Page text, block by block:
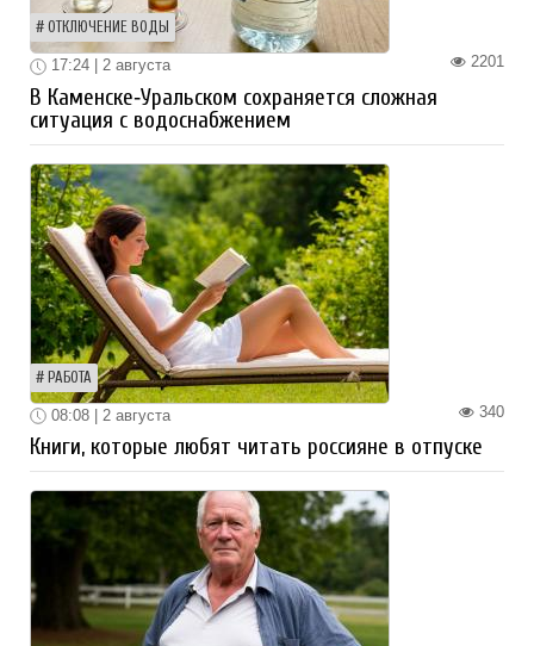
ОТКЛЮЧЕНИЕ ВОДЫ
2201
17:24 | 2 августа
В Каменске‑Уральском сохраняется сложная
ситуация с водоснабжением
РАБОТА
340
08:08 | 2 августа
Книги, которые любят читать россияне в отпуске